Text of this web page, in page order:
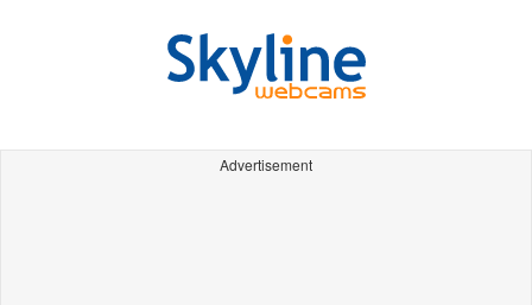
Advertisement